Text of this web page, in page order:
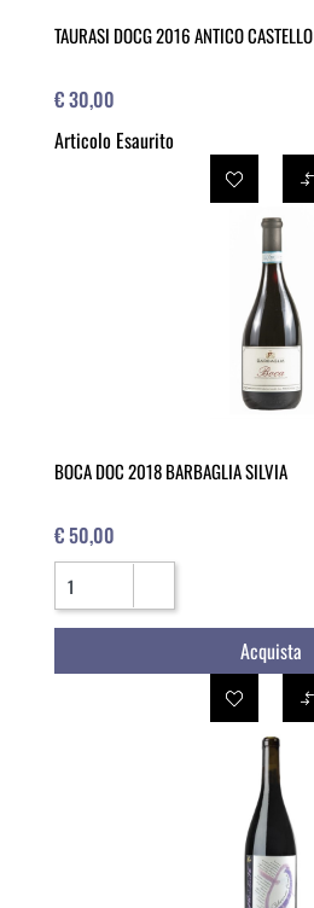
TAURASI DOCG 2016 ANTICO CASTELLO
€ 30,00
Articolo Esaurito
BOCA DOC 2018 BARBAGLIA SILVIA
€ 50,00
Quantità
Acquista